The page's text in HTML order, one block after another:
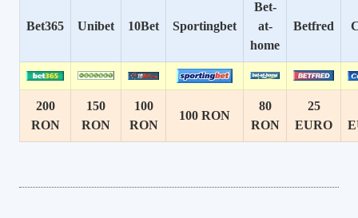
Bet365 Unibet 10Bet Sportingbet
Bet-
at-
home
Betfred
200
RON
150
RON
100
RON
100 RON
80
RON
25
EURO